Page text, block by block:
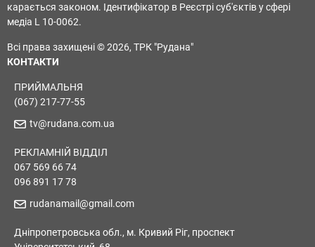
карається законом. Ідентифікатор в Реєстрі суб'єктів у сфері
медіа L 10-0062.
Всі права захищені © 2026, ТРК "Рудана"
КОНТАКТИ
ПРИЙМАЛЬНЯ
(067) 217-77-55
tv@rudana.com.ua
РЕКЛАМНІЙ ВІДДІЛ
067 569 66 74
096 891 17 78
rudanamail@gmail.com
Дніпропетровська обл., м. Кривий Ріг, проспект